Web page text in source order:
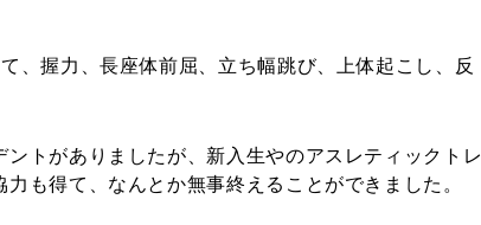
、握力、長座体前屈、立ち幅跳び、上体起こし、反
トがありましたが、新入生やのアスレティックトレ
も得て、なんとか無事終えることができました。